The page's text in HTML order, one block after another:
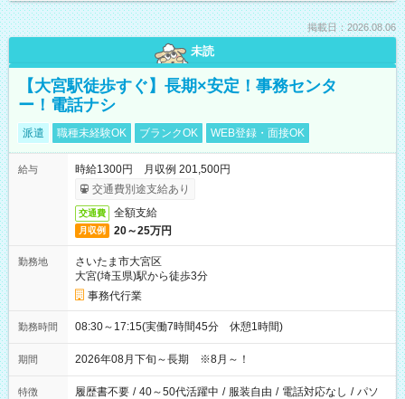
掲載日：2026.08.06
未読
【大宮駅徒歩すぐ】長期×安定！事務センタ
ー！電話ナシ
派遣 職種未経験OK ブランクOK WEB登録・面接OK
給与
時給1300円 月収例 201,500円
交通費別途支給あり
交通費 全額支給
月収例 20～25万円
勤務地
さいたま市大宮区
大宮(埼玉県)駅から徒歩3分
事務代行業
勤務時間 08:30～17:15(実働7時間45分 休憩1時間)
期間 2026年08月下旬～長期 ※8月～！
特徴 履歴書不要 / 40～50代活躍中 / 服装自由 / 電話対応なし / パソ